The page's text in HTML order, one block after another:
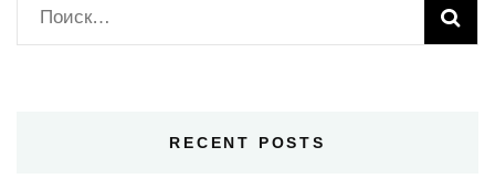
Найти:
RECENT POSTS